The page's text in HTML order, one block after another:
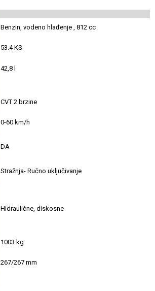
Benzin, vodeno hlađenje , 812 cc
53.4 KS
42,8 l
CVT 2 brzine
0-60 km/h
DA
Stražnja- Ručno uključivanje
Hidraulične, diskosne
1003 kg
267/267 mm